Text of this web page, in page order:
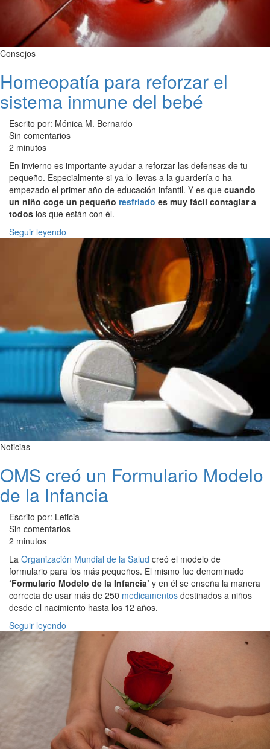
Consejos
Homeopatía para reforzar el
sistema inmune del bebé
Escrito por: Mónica M. Bernardo
Sin comentarios
2 minutos
En invierno es importante ayudar a reforzar las defensas de tu
pequeño. Especialmente si ya lo llevas a la guardería o ha
empezado el primer año de educación infantil. Y es que cuando
un niño coge un pequeño resfriado es muy fácil contagiar a
todos los que están con él.
Seguir leyendo
Noticias
OMS creó un Formulario Modelo
de la Infancia
Escrito por: Leticia
Sin comentarios
2 minutos
La Organización Mundial de la Salud creó el modelo de
formulario para los más pequeños. El mismo fue denominado
‘Formulario Modelo de la Infancia’ y en él se enseña la manera
correcta de usar más de 250 medicamentos destinados a niños
desde el nacimiento hasta los 12 años.
Seguir leyendo